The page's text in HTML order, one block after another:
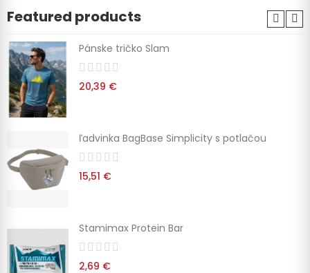
Featured products
Pánske tričko Slam
20,39 €
ľadvinka BagBase Simplicity s potlačou
15,51 €
Stamimax Protein Bar
2,69 €